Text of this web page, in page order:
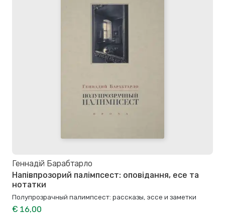
Геннадій Барабтарло
Напівпрозорий палімпсест: оповідання, есе та
нотатки
Полупрозрачный палимпсест: рассказы, эссе и заметки
€ 16,00